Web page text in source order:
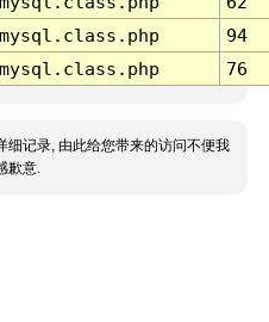
94
76
细记录, 由此给您带来的访问不便我
歉意.